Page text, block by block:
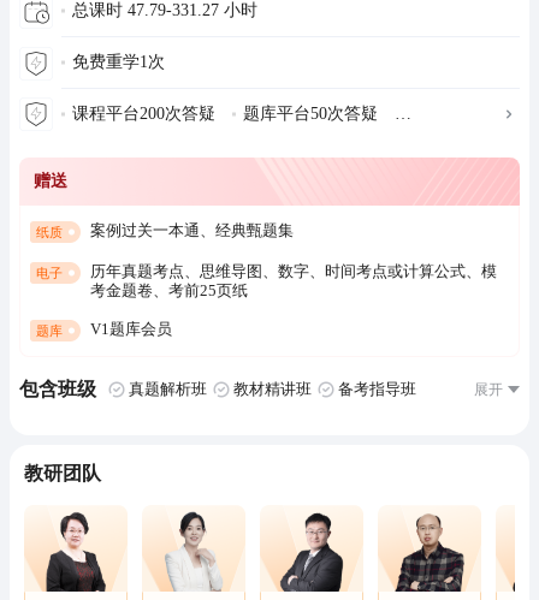
总课时 47.79-331.27 小时
免费重学1次
课程平台200次答疑 题库平台50次答疑
赠送
纸质 案例过关一本通、 经典甄题集
电子 历年真题考点、 思维导图、 数字、时间考点或计算公式、 模
考金题卷、 考前25页纸
题库 V1题库会员
包含班级 真题解析班 教材精讲班
备考指导班
教研团队